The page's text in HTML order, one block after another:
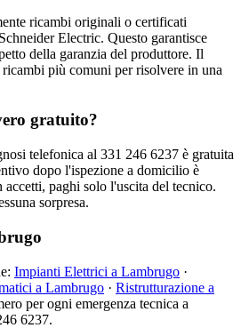
ricambi originali o certificati
Electric. Questo garantisce
della garanzia del produttore. Il
più comuni per risolvere in una
gratuito?
telefonica al 331 246 6237 è gratuita
dopo l'ispezione a domicilio è
accetti, paghi solo l'uscita del tecnico.
sorpresa.
Impianti Elettrici a Lambrugo ·
a Lambrugo · Ristrutturazione a
per ogni emergenza tecnica a
6237.